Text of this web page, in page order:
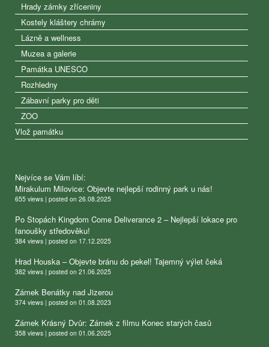
Hrady zámky zříceniny
Kostely kláštery chrámy
Lázně a wellness
Muzea a galerie
Památka UNESCO
Rozhledny
Zábavní parky pro děti
ZOO
Vlož památku
Nejvíce se Vám líbí:
Mirakulum Milovice: Objevte nejlepší rodinný park u nás!
655 views | posted on 26.08.2025
Po Stopách Kingdom Come Deliverance 2 – Nejlepší lokace pro
fanoušky středověku!
384 views | posted on 17.12.2025
Hrad Houska – Objevte bránu do pekel! Tajemný výlet čeká
382 views | posted on 21.06.2025
Zámek Benátky nad Jizerou
374 views | posted on 01.08.2023
Zámek Krásný Dvůr: Zámek z filmu Konec starých časů
358 views | posted on 01.06.2025